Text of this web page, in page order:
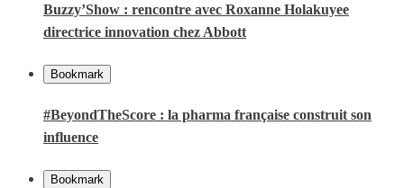
Buzzy’Show : rencontre avec Roxanne Holakuyee
directrice innovation chez Abbott
Bookmark
#BeyondTheScore : la pharma française construit son
influence
Bookmark